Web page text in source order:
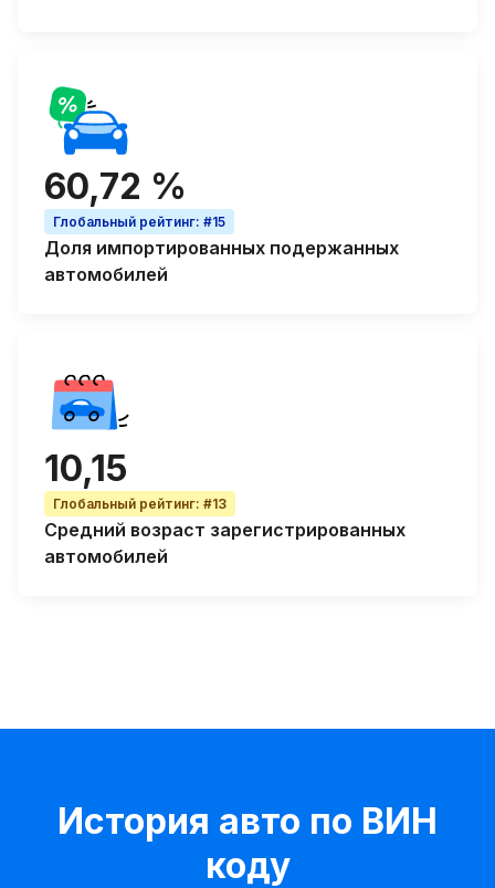
60,72 %
Глобальный рейтинг: #15
Доля импортированных подержанных
автомобилей
10,15
Глобальный рейтинг: #13
Средний возраст зарегистрированных
автомобилей
История авто по ВИН
коду